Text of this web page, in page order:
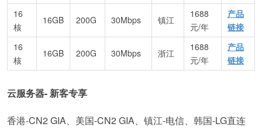
16
核
16GB 200G 30Mbps 镇江
1688
元/年
产品
链接
16
核
16GB 200G 30Mbps 浙江
1688
元/年
产品
链接
云服务器- 新客专享
香港-CN2 GIA、美国-CN2 GIA、镇江-电信、韩国-LG直连